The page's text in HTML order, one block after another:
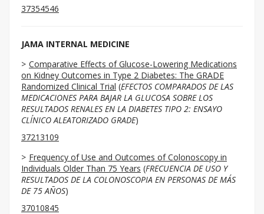
37354546
JAMA INTERNAL MEDICINE
Comparative Effects of Glucose-Lowering Medications
on Kidney Outcomes in Type 2 Diabetes: The GRADE
Randomized Clinical Trial (EFECTOS COMPARADOS DE LAS
MEDICACIONES PARA BAJAR LA GLUCOSA SOBRE LOS
RESULTADOS RENALES EN LA DIABETES TIPO 2: ENSAYO
CLÍNICO ALEATORIZADO GRADE)
37213109
Frequency of Use and Outcomes of Colonoscopy in
Individuals Older Than 75 Years (FRECUENCIA DE USO Y
RESULTADOS DE LA COLONOSCOPIA EN PERSONAS DE MÁS
DE 75 AÑOS)
37010845